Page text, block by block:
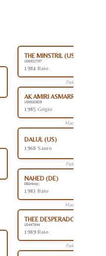
THE MINSTRIL (US)
US0322707
1984 Baio
Padre
AK AMIRI ASMARR (US)
US0332829
1985 Grigio
Madre
DALUL (US)
1968 Sauro
Padre
NAHED (DE)
DE&nbsp;
1983 Baio
Madre
THEE DESPERADO (US)
US447044
1989 Baio
Padre